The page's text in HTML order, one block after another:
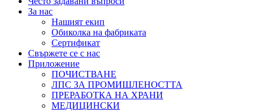
За нас
Нашият екип
Обиколка на фабриката
Сертификат
Свържете се с нас
Приложение
ПОЧИСТВАНЕ
ЛПС ЗА ПРОМИШЛЕНОСТТА
ПРЕРАБОТКА НА ХРАНИ
МЕДИЦИНСКИ